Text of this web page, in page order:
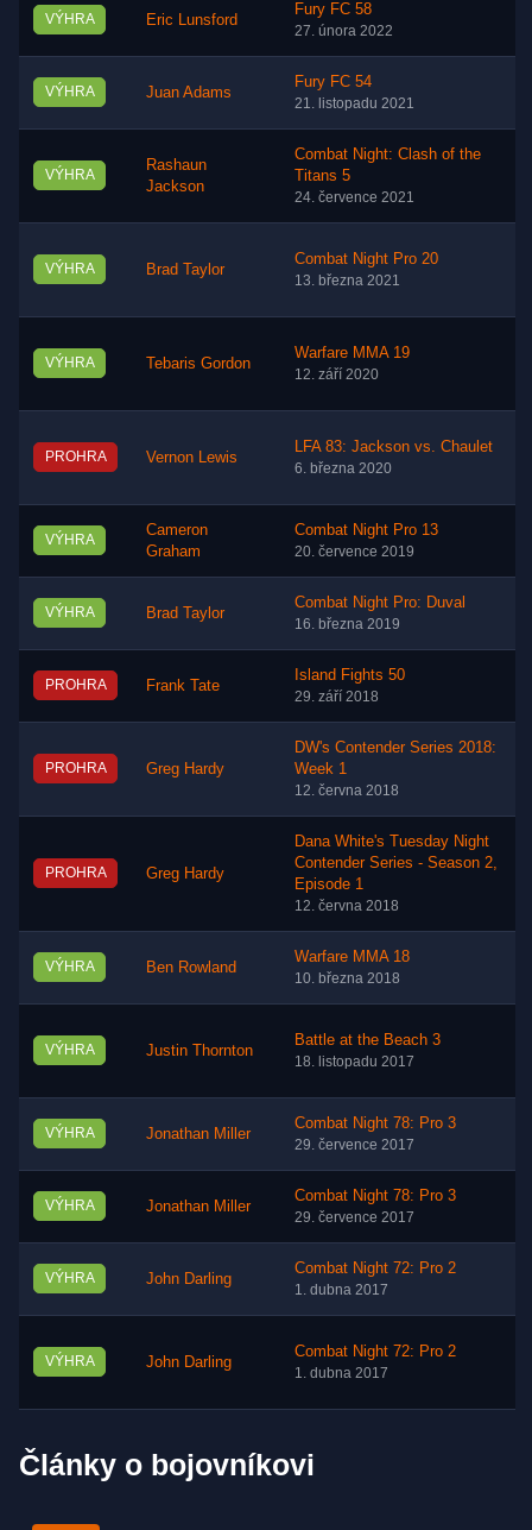
VÝHRA Eric Lunsford
Fury FC 58
27. února 2022
VÝHRA Juan Adams
Fury FC 54
21. listopadu 2021
VÝHRA
Rashaun
Jackson
Combat Night: Clash of the
Titans 5
24. července 2021
VÝHRA Brad Taylor
Combat Night Pro 20
13. března 2021
VÝHRA Tebaris Gordon
Warfare MMA 19
12. září 2020
PROHRA Vernon Lewis
LFA 83: Jackson vs. Chaulet
6. března 2020
VÝHRA
Cameron
Graham
Combat Night Pro 13
20. července 2019
VÝHRA Brad Taylor
Combat Night Pro: Duval
16. března 2019
PROHRA Frank Tate
Island Fights 50
29. září 2018
PROHRA Greg Hardy
DW's Contender Series 2018:
Week 1
12. června 2018
PROHRA Greg Hardy
Dana White's Tuesday Night
Contender Series - Season 2,
Episode 1
12. června 2018
VÝHRA Ben Rowland
Warfare MMA 18
10. března 2018
VÝHRA Justin Thornton
Battle at the Beach 3
18. listopadu 2017
VÝHRA Jonathan Miller
Combat Night 78: Pro 3
29. července 2017
VÝHRA Jonathan Miller
Combat Night 78: Pro 3
29. července 2017
VÝHRA John Darling
Combat Night 72: Pro 2
1. dubna 2017
VÝHRA John Darling
Combat Night 72: Pro 2
1. dubna 2017
Články o bojovníkovi